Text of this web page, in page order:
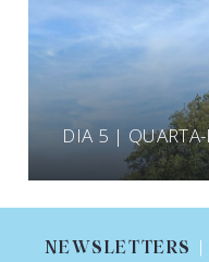
DIA 5 | QUARTA-
NEWSLETTERS